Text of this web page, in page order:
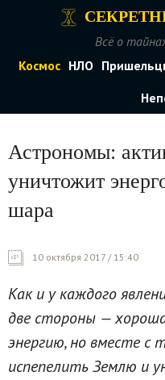
Всё о
Космос НЛО
Астрономы:
уничтожит
шара
10 октября 2017 / 15:40
Как и у каждого
две стороны —
энергию, но вместе с
испепелить Землю и